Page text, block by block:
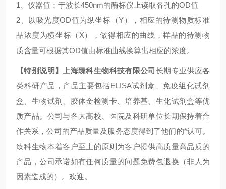
1、仪器值：于波长450nm的酶标仪上读取各孔的OD值
2、以吸光度OD值为纵坐标（Y），相应的待测物质标准
品浓度为横坐标（X），做得相应的曲线，样品的待测物
质含量可根据其OD值由标准曲线换算出相应的浓度。
【特别说明】 上海臻科生物科技有限公司 长期专业供应各
类科研产品，产品主要包括ELISA试剂盒、免疫组化试剂
盒、生物试剂、胶体金检测卡、培养基、生化试剂盒等优
质产品。公司与各大高校、医院及科研单位长期保持着合
作关系，公司的产品质量及服务态度得到了他们的*认可。
臻科生物本着客户至上的原则为客户提供高质量高品质的
产品，公司承诺如有任何质量的问题免费包退换（非人为
因素造成的）。欢迎。